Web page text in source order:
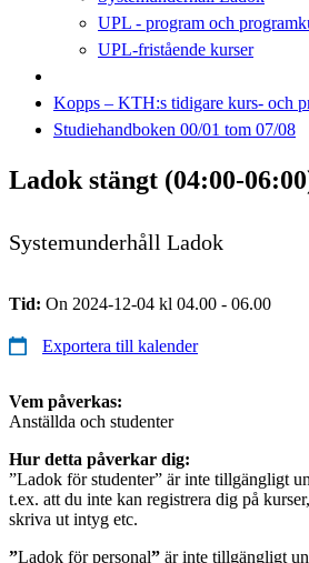
UPL - program och
UPL-fristående kurser
Kopps – KTH:s tidigare kurs- och
Studiehandboken 00/01 tom 07/08
Ladok stängt (04:00-
Systemunderhåll Ladok
Tid: On 2024-12-04 kl 04.00 - 06.00
Exportera till kalender
Vem påverkas:
Anställda och studenter
Hur detta påverkar dig:
”Ladok för studenter” är inte tillgängligt
t.ex. att du inte kan registrera dig på
skriva ut intyg etc.
”Ladok för personal” är inte tillgängligt